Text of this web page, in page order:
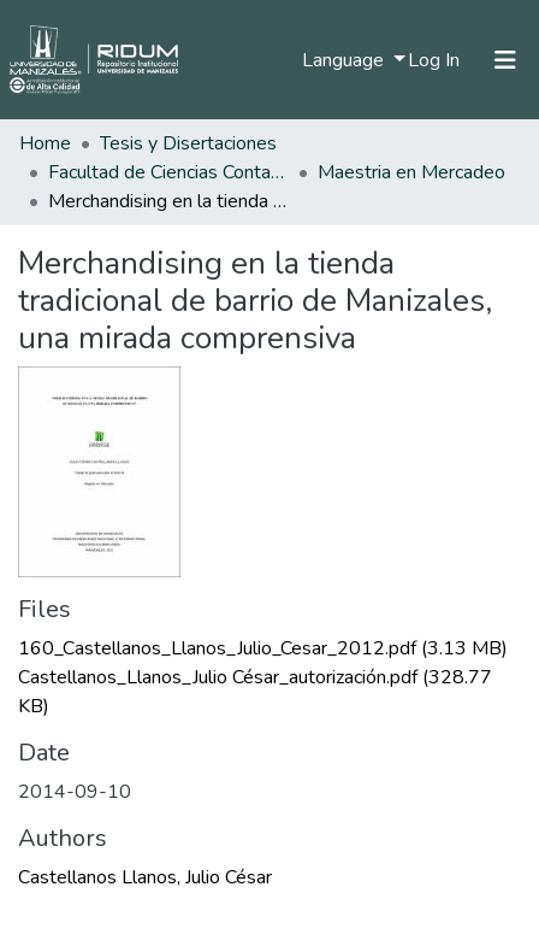
Language Log In (current)
Statistics
Home
Tesis y Disertaciones
Facultad de Ciencias Contables Económicas y Administrativas
Maestria en Mercadeo
Merchandising en la tienda tradicional de barrio de Manizales, una mirada comprensiva
Merchandising en la tienda
tradicional de barrio de Manizales,
una mirada comprensiva
Files
160_Castellanos_Llanos_Julio_Cesar_2012.pdf(3.13 MB)
Castellanos_Llanos_Julio César_autorización.pdf(328.77
KB)
Date
2014-09-10
Authors
Castellanos Llanos, Julio César